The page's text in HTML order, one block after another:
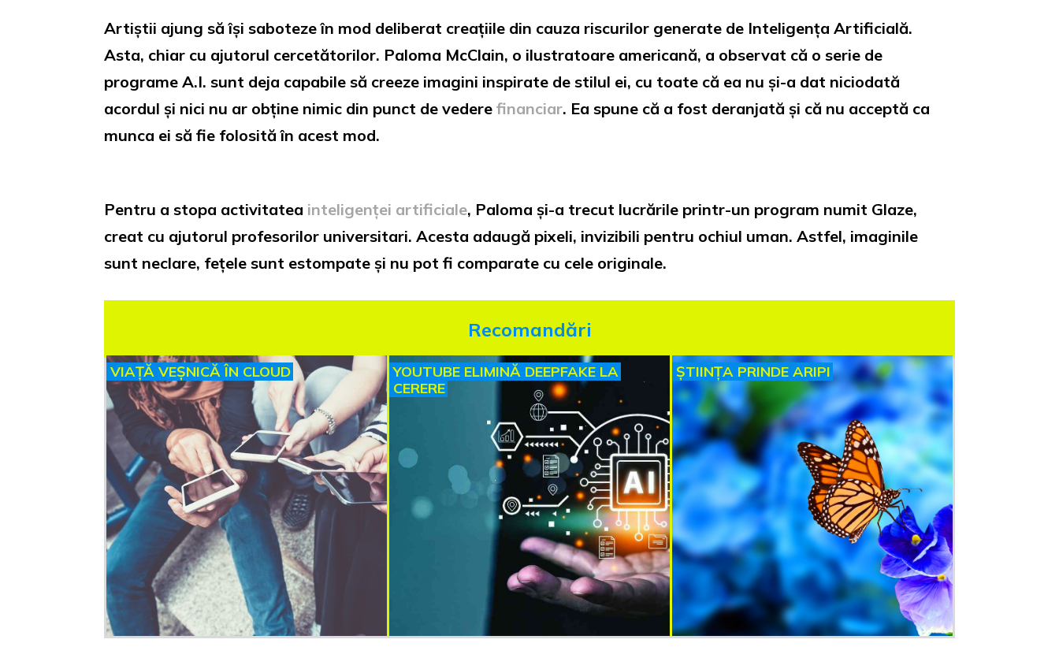
Artiștii ajung să își saboteze în mod deliberat creațiile din cauza riscurilor generate de Inteligența Artificială.
Asta, chiar cu ajutorul cercetătorilor. Paloma McClain, o ilustratoare americană, a observat că o serie de
programe A.I. sunt deja capabile să creeze imagini inspirate de stilul ei, cu toate că ea nu și-a dat niciodată
acordul și nici nu ar obține nimic din punct de vedere financiar. Ea spune că a fost deranjată și că nu acceptă ca
munca ei să fie folosită în acest mod.
Pentru a stopa activitatea inteligenței artificiale, Paloma și-a trecut lucrările printr-un program numit Glaze,
creat cu ajutorul profesorilor universitari. Acesta adaugă pixeli, invizibili pentru ochiul uman. Astfel, imaginile
sunt neclare, fețele sunt estompate și nu pot fi comparate cu cele originale.
Recomandări
VIAȚĂ VEȘNICĂ ÎN CLOUD
YOUTUBE ELIMINĂ DEEPFAKE LA
CERERE
ȘTIINȚA PRINDE ARIPI